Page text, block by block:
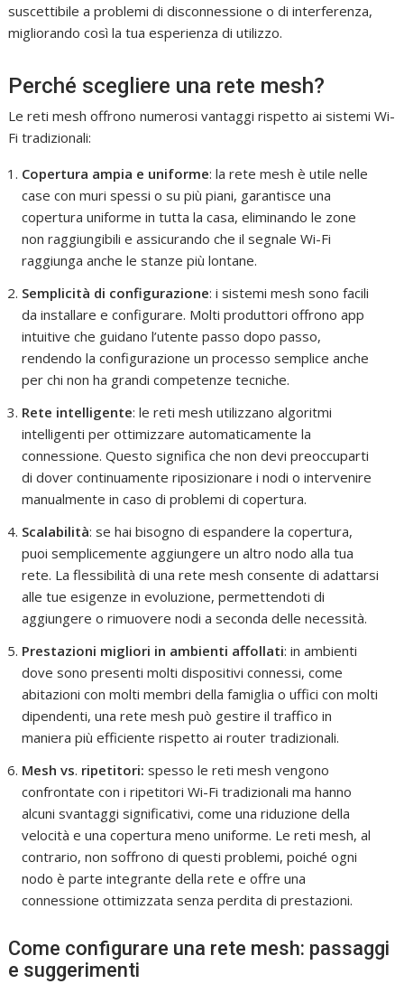
suscettibile a problemi di disconnessione o di interferenza,
migliorando così la tua esperienza di utilizzo.
Perché scegliere una rete mesh?
Le reti mesh offrono numerosi vantaggi rispetto ai sistemi Wi-
Fi tradizionali:
Copertura ampia e uniforme: la rete mesh è utile nelle
case con muri spessi o su più piani, garantisce una
copertura uniforme in tutta la casa, eliminando le zone
non raggiungibili e assicurando che il segnale Wi-Fi
raggiunga anche le stanze più lontane.
Semplicità di configurazione: i sistemi mesh sono facili
da installare e configurare. Molti produttori offrono app
intuitive che guidano l’utente passo dopo passo,
rendendo la configurazione un processo semplice anche
per chi non ha grandi competenze tecniche.
Rete intelligente: le reti mesh utilizzano algoritmi
intelligenti per ottimizzare automaticamente la
connessione. Questo significa che non devi preoccuparti
di dover continuamente riposizionare i nodi o intervenire
manualmente in caso di problemi di copertura.
Scalabilità: se hai bisogno di espandere la copertura,
puoi semplicemente aggiungere un altro nodo alla tua
rete. La flessibilità di una rete mesh consente di adattarsi
alle tue esigenze in evoluzione, permettendoti di
aggiungere o rimuovere nodi a seconda delle necessità.
Prestazioni migliori in ambienti affollati: in ambienti
dove sono presenti molti dispositivi connessi, come
abitazioni con molti membri della famiglia o uffici con molti
dipendenti, una rete mesh può gestire il traffico in
maniera più efficiente rispetto ai router tradizionali.
Mesh vs. ripetitori:spesso le reti mesh vengono
confrontate con i ripetitori Wi-Fi tradizionali ma hanno
alcuni svantaggi significativi, come una riduzione della
velocità e una copertura meno uniforme. Le reti mesh, al
contrario, non soffrono di questi problemi, poiché ogni
nodo è parte integrante della rete e offre una
connessione ottimizzata senza perdita di prestazioni.
Come configurare una rete mesh: passaggi
e suggerimenti